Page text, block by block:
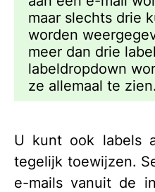
maar slechts drie
worden
meer dan drie
labeldropdown
ze allemaal te zien.
U kunt ook labels
tegelijk toewijzen.
e-mails vanuit de